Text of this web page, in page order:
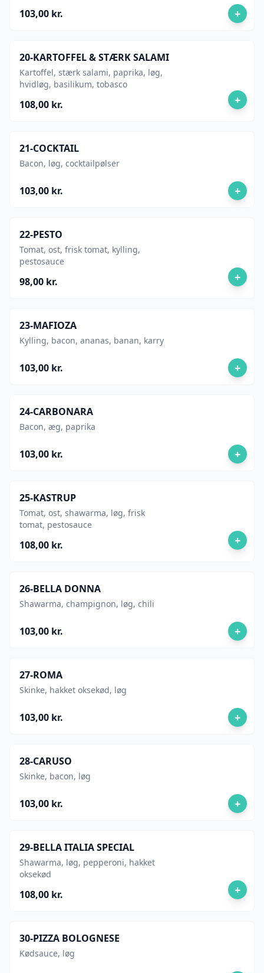
103,00 kr. +
20-KARTOFFEL & STÆRK SALAMI
Kartoffel, stærk salami, paprika, løg,
hvidløg, basilikum, tobasco
108,00 kr. +
21-COCKTAIL
Bacon, løg, cocktailpølser
103,00 kr. +
22-PESTO
Tomat, ost, frisk tomat, kylling,
pestosauce
98,00 kr. +
23-MAFIOZA
Kylling, bacon, ananas, banan, karry
103,00 kr. +
24-CARBONARA
Bacon, æg, paprika
103,00 kr. +
25-KASTRUP
Tomat, ost, shawarma, løg, frisk
tomat, pestosauce
108,00 kr. +
26-BELLA DONNA
Shawarma, champignon, løg, chili
103,00 kr. +
27-ROMA
Skinke, hakket oksekød, løg
103,00 kr. +
28-CARUSO
Skinke, bacon, løg
103,00 kr. +
29-BELLA ITALIA SPECIAL
Shawarma, løg, pepperoni, hakket
oksekød
108,00 kr. +
30-PIZZA BOLOGNESE
Kødsauce, løg